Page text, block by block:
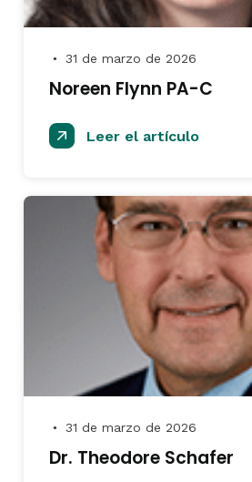
● 31 de marzo de 2026
Noreen Flynn PA-C
Leer el artículo
● 31 de marzo de 2026
Dr. Theodore Schafer